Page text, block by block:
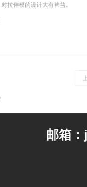
拉伸模的设计大有裨益。
邮箱